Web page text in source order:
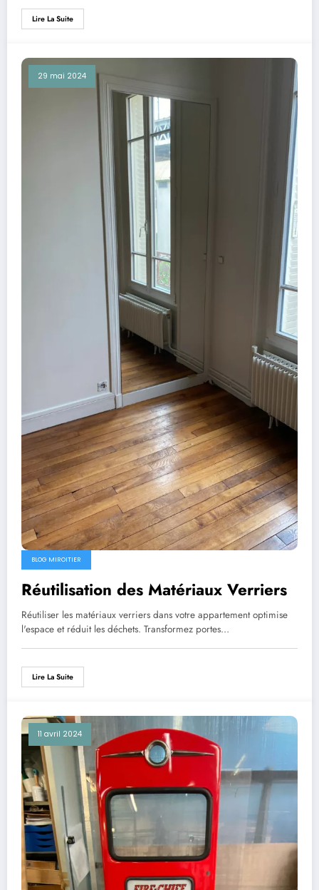
Lire La Suite
29 mai 2024
BLOG MIROITIER
Réutilisation des Matériaux Verriers
Réutiliser les matériaux verriers dans votre appartement optimise
l'espace et réduit les déchets. Transformez portes…
Lire La Suite
11 avril 2024